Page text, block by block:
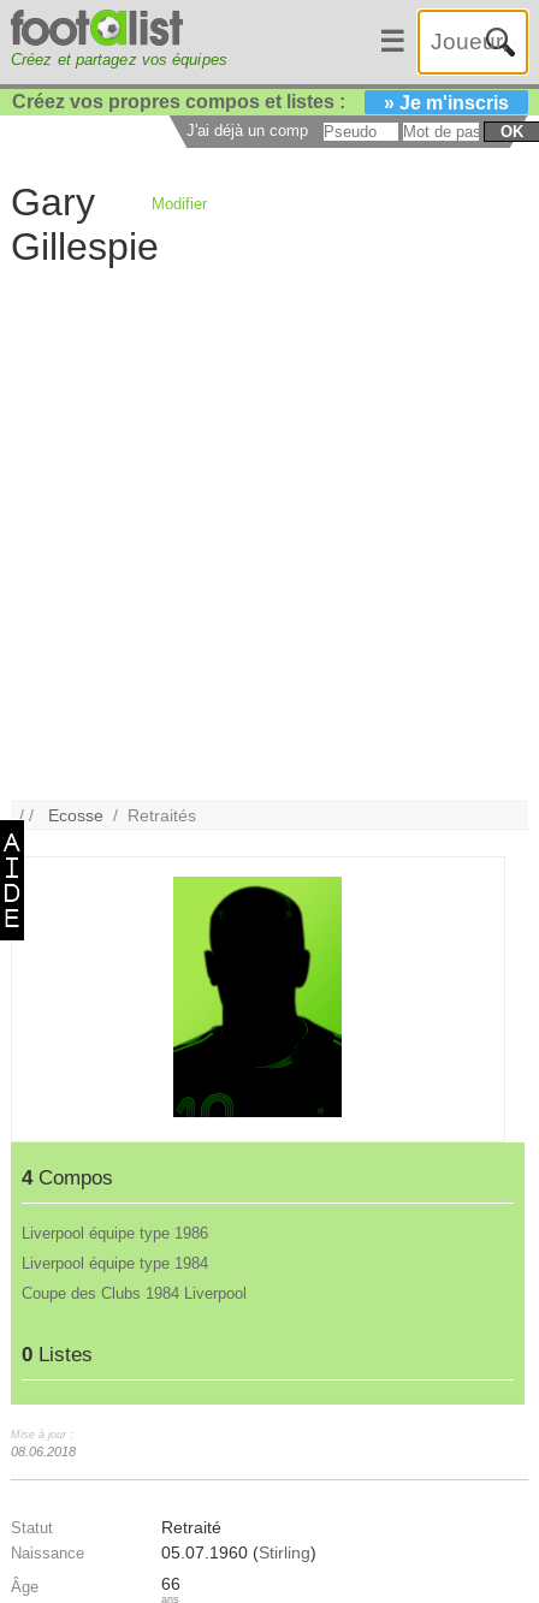
Créez et partagez vos équipes
☰
Créez vos propres compos et listes : » Je m'inscris
J'ai déjà un compte : OK
Gary
Gillespie
Modifier
/ / Ecosse / Retraités
4Compos
Liverpool équipe type 1986
Liverpool équipe type 1984
Coupe des Clubs 1984 Liverpool
0 Listes
Mise à jour :
08.06.2018
Statut Retraité
Naissance 05.07.1960 (Stirling)
Âge 66
ans